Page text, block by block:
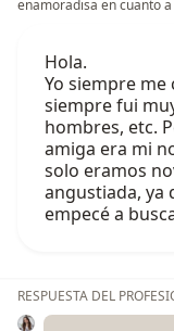
enamoradisa en cuanto
Hola.
Yo siempre
siempre fui
hombres, etc.
amiga era mi
solo eramos
angustiada, ya
empecé a
RESPUESTA DEL